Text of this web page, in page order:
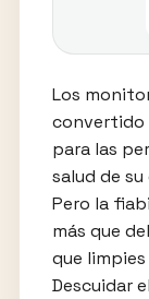
Los
convertido
para las
salud de
Pero la
más que
que
Descuidar